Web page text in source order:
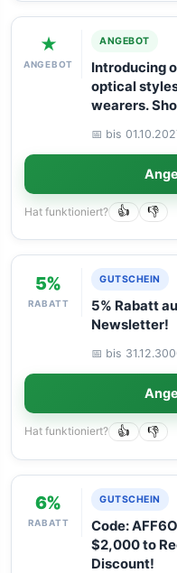
★
ANGEBOT
ANGEBOT
Introducing
optical
wearers.
📅 bis
Hat funktioniert? 👍 👎
5%
RABATT
GUTSCHEIN
5% Rabatt
Newsletter!
📅 bis
Hat funktioniert? 👍 👎
6%
RABATT
GUTSCHEIN
Code:
$2,000 to
Discount!